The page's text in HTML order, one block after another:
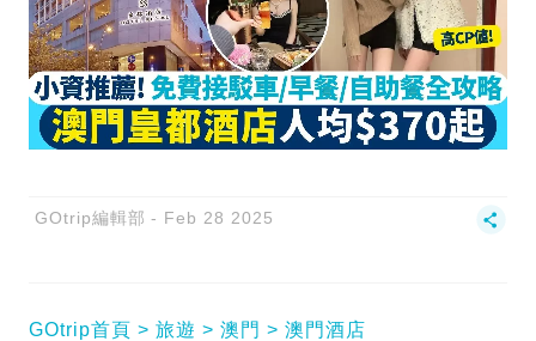
GOtrip編輯部 Feb 28 2025
GOtrip首頁 旅遊 澳門 澳門酒店